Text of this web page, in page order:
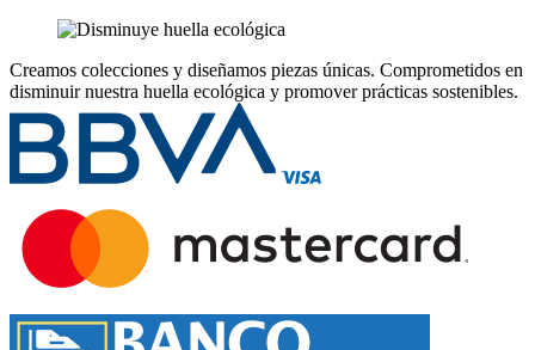
Creamos colecciones y diseñamos piezas únicas. Comprometidos en
disminuir nuestra huella ecológica y promover prácticas sostenibles.